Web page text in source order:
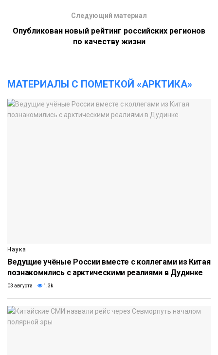
Следующий материал
Опубликован новый рейтинг российских регионов
по качеству жизни
МАТЕРИАЛЫ С ПОМЕТКОЙ «АРКТИКА»
Наука
Ведущие учёные России вместе с коллегами из Китая
познакомились с арктическими реалиями в Дудинке
03 августа 1.3k